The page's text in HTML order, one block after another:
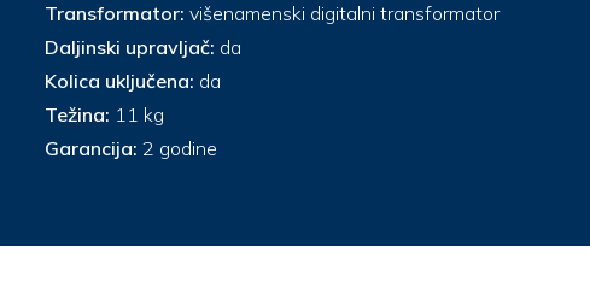
Transformator: višenamenski digitalni transformator
Daljinski upravljač: da
Kolica uključena: da
Težina: 11 kg
Garancija: 2 godine